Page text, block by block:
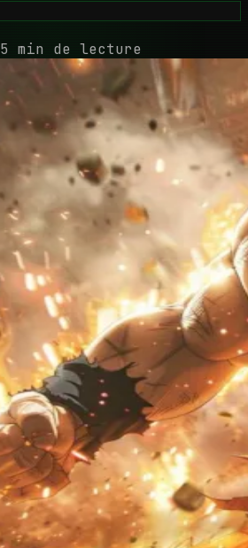
5 min de lecture